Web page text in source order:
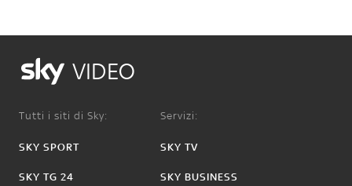
VIDEO
Tutti i siti di Sky:
SKY SPORT
SKY TG 24
Servizi:
SKY TV
SKY BUSINESS